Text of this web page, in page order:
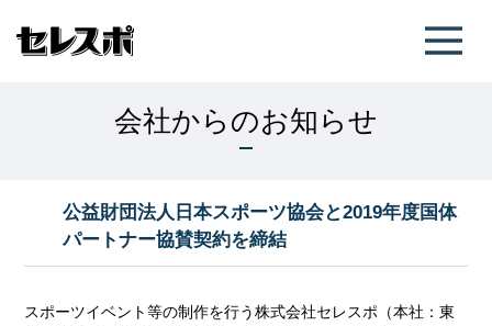
会社からのお知らせ
公益財団法人日本スポーツ協会と2019年度国体
パートナー協賛契約を締結
スポーツイベント等の制作を行う株式会社セレスポ（本社：東